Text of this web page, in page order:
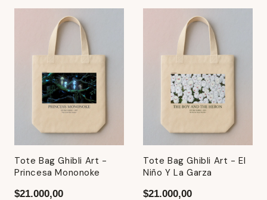
Tote Bag Ghibli Art -
Princesa Mononoke
$21.000,00
Tote Bag Ghibli Art - El
Niño Y La Garza
$21.000,00